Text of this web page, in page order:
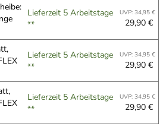
Lieferzeit 5 Arbeitstage
**
UVP: 34,95 €
29,90 €
Lieferzeit 5 Arbeitstage
**
UVP: 34,95 €
29,90 €
Lieferzeit 5 Arbeitstage
**
UVP: 34,95 €
29,90 €